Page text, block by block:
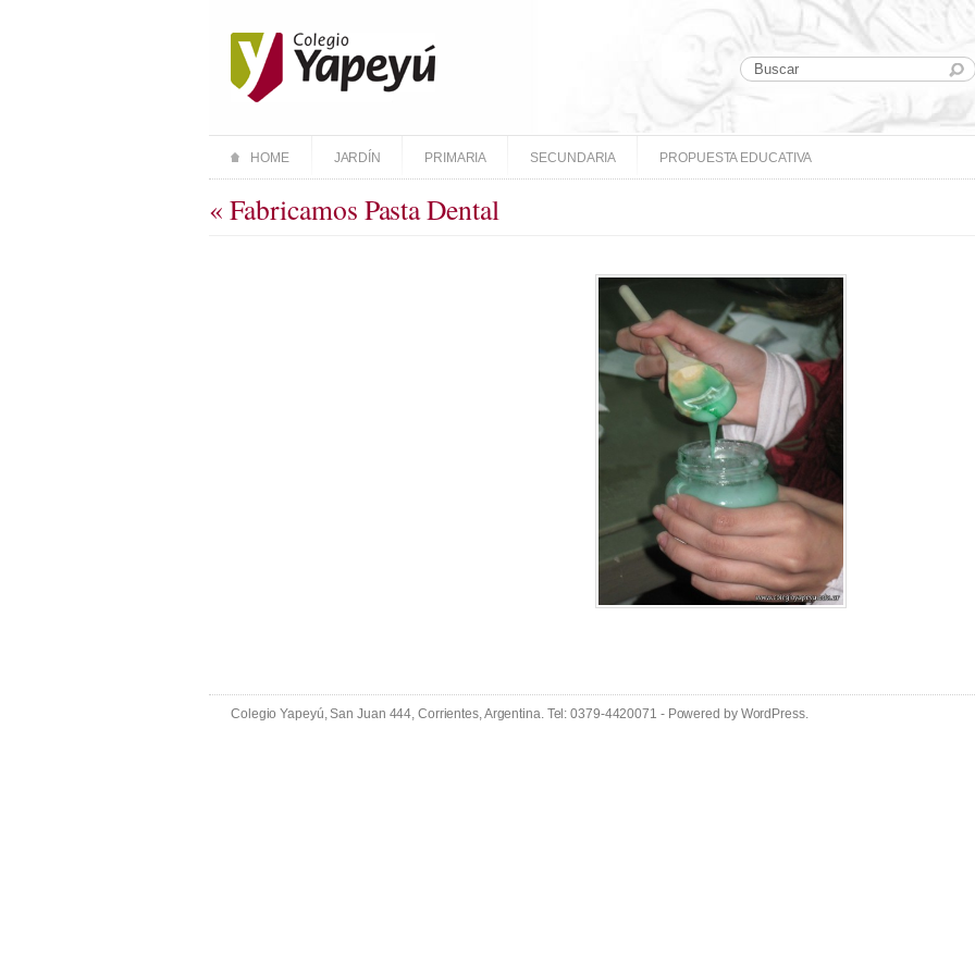
HOME JARDÍN PRIMARIA SECUNDARIA PROPUESTA EDUCATIVA
« Fabricamos Pasta Dental
Colegio Yapeyú, San Juan 444, Corrientes, Argentina. Tel: 0379-4420071 - Powered by WordPress.